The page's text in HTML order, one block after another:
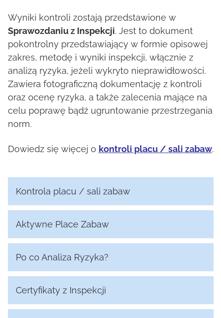
Wyniki kontroli zostają przedstawione w
Sprawozdaniu z Inspekcji. Jest to dokument
pokontrolny przedstawiający w formie opisowej
zakres, metodę i wyniki inspekcji, włącznie z
analizą ryzyka, jeżeli wykryto nieprawidłowości.
Zawiera fotograficzną dokumentację z kontroli
oraz ocenę ryzyka, a także zalecenia mające na
celu poprawę bądź ugruntowanie przestrzegania
norm.
Dowiedz się więcej o kontroli placu / sali zabaw.
Kontrola placu / sali zabaw
Aktywne Place Zabaw
Po co Analiza Ryzyka?
Certyfikaty z Inspekcji